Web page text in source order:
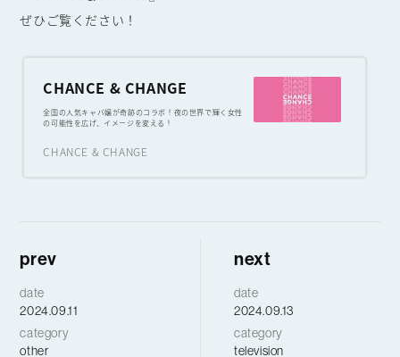
ぜひご覧ください！
CHANCE & CHANGE
全国の人気キャバ嬢が奇跡のコラボ！夜の世界で輝く女性
の可能性を広げ、イメージを変える！
CHANCE & CHANGE
prev
date
2024.09.11
category
other
next
date
2024.09.13
category
television